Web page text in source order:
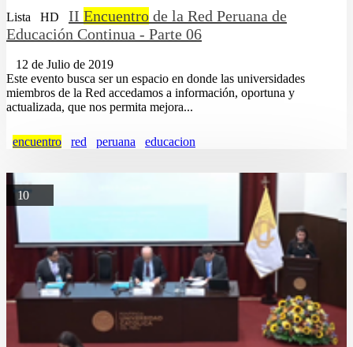
Lista HD II Encuentro de la Red Peruana de
Educación Continua - Parte 06
12 de Julio de 2019
Este evento busca ser un espacio en donde las universidades
miembros de la Red accedamos a información, oportuna y
actualizada, que nos permita mejora...
encuentro red peruana educacion
10